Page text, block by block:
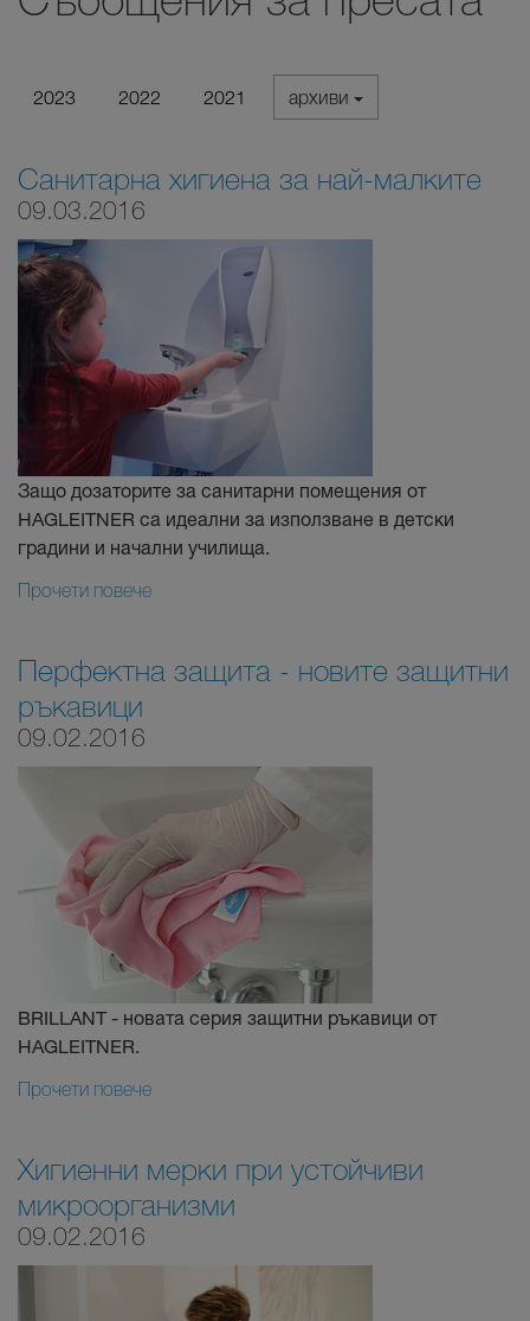
2023 2022 2021 архиви
Санитарна хигиена за най-малките
09.03.2016
Защо дозаторите за санитарни помещения от
HAGLEITNER са идеални за използване в детски
градини и начални училища.
Прочети повече
Перфектна защита - новите защитни
ръкавици
09.02.2016
BRILLANT - новата серия защитни ръкавици от
HAGLEITNER.
Прочети повече
Хигиенни мерки при устойчиви
микроорганизми
09.02.2016